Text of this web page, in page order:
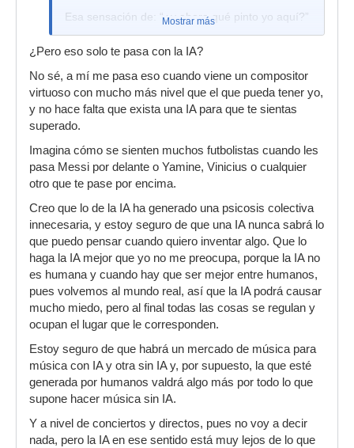
Esa sensación de: “¿y ahora qué pinto yo aquí?”
Mostrar más
¿Pero eso solo te pasa con la IA?
No sé, a mí me pasa eso cuando viene un compositor
virtuoso con mucho más nivel que el que pueda tener yo,
y no hace falta que exista una IA para que te sientas
superado.
Imagina cómo se sienten muchos futbolistas cuando les
pasa Messi por delante o Yamine, Vinicius o cualquier
otro que te pase por encima.
Creo que lo de la IA ha generado una psicosis colectiva
innecesaria, y estoy seguro de que una IA nunca sabrá lo
que puedo pensar cuando quiero inventar algo. Que lo
haga la IA mejor que yo no me preocupa, porque la IA no
es humana y cuando hay que ser mejor entre humanos,
pues volvemos al mundo real, así que la IA podrá causar
mucho miedo, pero al final todas las cosas se regulan y
ocupan el lugar que le corresponden.
Estoy seguro de que habrá un mercado de música para
música con IA y otra sin IA y, por supuesto, la que esté
generada por humanos valdrá algo más por todo lo que
supone hacer música sin IA.
Y a nivel de conciertos y directos, pues no voy a decir
nada, pero la IA en ese sentido está muy lejos de lo que